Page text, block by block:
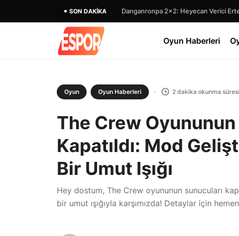
SON DAKIKA
Oyun Haberleri
Oyun Oyun Haberleri 2 dakika okunma süresi
The Crew Oyununun
Kapatıldı: Mod
Bir Umut Işığı
Hey dostum, The Crew oyununun sunucuları
bir umut ışığıyla karşımızda! Detaylar için